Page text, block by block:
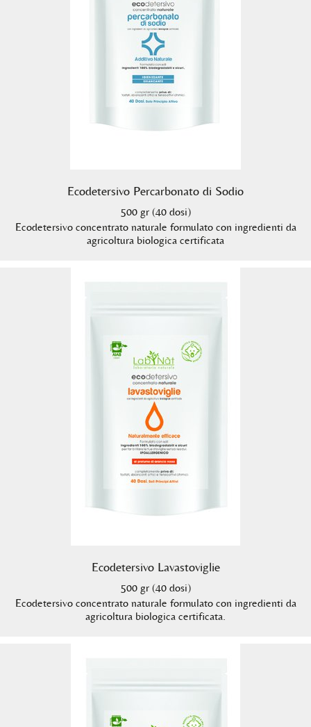
Ecodetersivo Percarbonato di Sodio
500 gr (40 dosi)
Ecodetersivo concentrato naturale formulato con ingredienti da
agricoltura biologica certificata
Ecodetersivo Lavastoviglie
500 gr (40 dosi)
Ecodetersivo concentrato naturale formulato con ingredienti da
agricoltura biologica certificata.